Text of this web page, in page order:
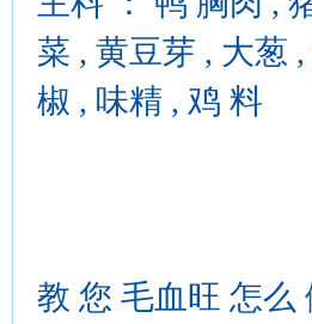
菜 , 黄豆芽 , 大葱
椒 , 味精 , 鸡 料
教 您 毛血旺 怎么